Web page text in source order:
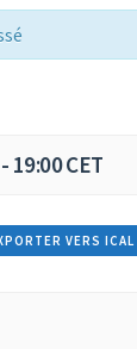
19:00CET
VERS ICAL